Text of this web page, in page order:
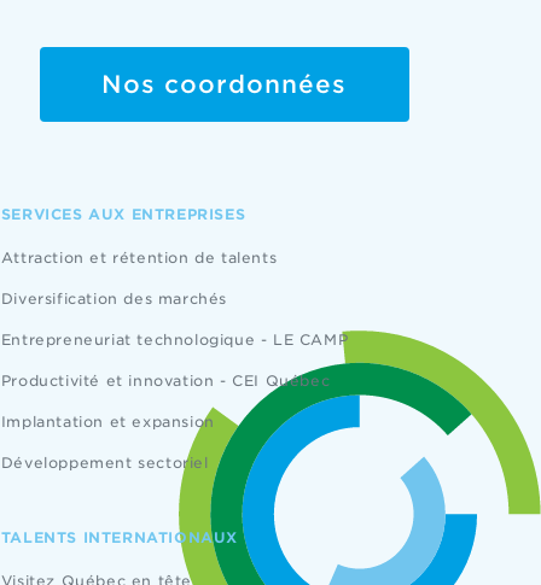
Nos coordonnées
SERVICES AUX ENTREPRISES
Attraction et rétention de talents
Diversification des marchés
Entrepreneuriat technologique - LE CAMP
Productivité et innovation - CEI Québec
Implantation et expansion
Développement sectoriel
TALENTS INTERNATIONAUX
Visitez Québec en tête